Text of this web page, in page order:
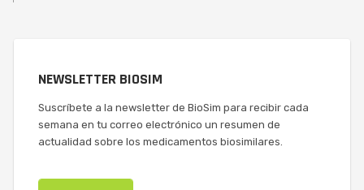
NEWSLETTER BIOSIM
Suscríbete a la newsletter de BioSim para recibir cada
semana en tu correo electrónico un resumen de
actualidad sobre los medicamentos biosimilares.